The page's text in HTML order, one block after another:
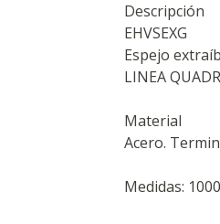
Descripción
EHVSEXG
Espejo
LINEA
Material
Acero.
Medidas: